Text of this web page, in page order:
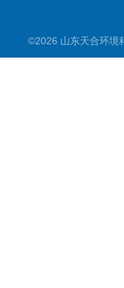
©2026 山东天合环